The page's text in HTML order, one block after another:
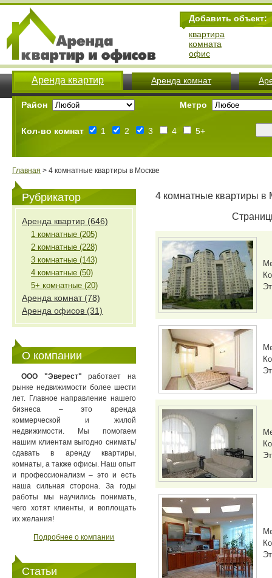
Добавить объект:
квартира
комната
офис
Аренда квартир Аренда комнат
Район Метро
Кол-во комнат 1 2 3 4 5+
Главная > 4 комнатные квартиры в Москве
Рубрикатор
Аренда квартир (646)
1 комнатные (205)
2 комнатные (228)
3 комнатные (143)
4 комнатные (50)
5+ комнатные (20)
Аренда комнат (78)
Аренда офисов (31)
О компании
ООО "Эверест" работает на
рынке недвижимости более шести
лет. Главное направление нашего
бизнеса – это аренда
коммерческой и жилой
недвижимости. Мы помогаем
нашим клиентам выгодно снимать/
сдавать в аренду квартиры,
комнаты, а также офисы. Наш опыт
и профессионализм – это и есть
наша сильная сторона. За годы
работы мы научились понимать,
чего хотят клиенты, и воплощать
их желания!
Подробнее о компании
Статьи
4 комнатные квартиры в